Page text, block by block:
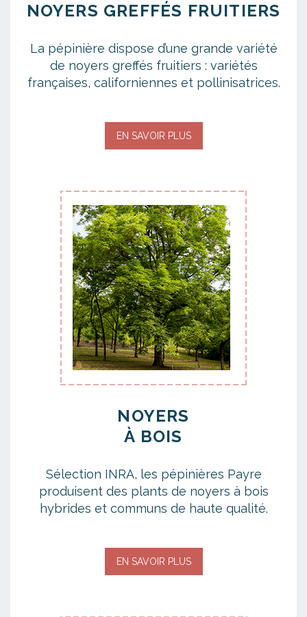
NOYERS GREFFÉS FRUITIERS
La pépinière dispose d’une grande variété
de noyers greffés fruitiers : variétés
françaises, californiennes et pollinisatrices.
EN SAVOIR PLUS
NOYERS
À BOIS
Sélection INRA, les pépinières Payre
produisent des plants de noyers à bois
hybrides et communs de haute qualité.
EN SAVOIR PLUS